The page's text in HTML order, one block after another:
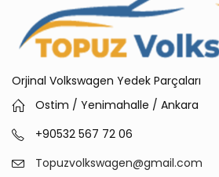
Orjinal Volkswagen Yedek Parçaları
Ostim / Yenimahalle / Ankara
+90532 567 72 06
Topuzvolkswagen@gmail.com